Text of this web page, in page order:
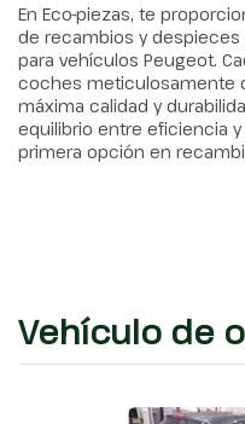
En Eco-piezas, te
de recambios y
para vehículos Peugeot.
coches meticulosamente
máxima calidad y
equilibrio entre eficiencia
primera opción en
Vehículo de